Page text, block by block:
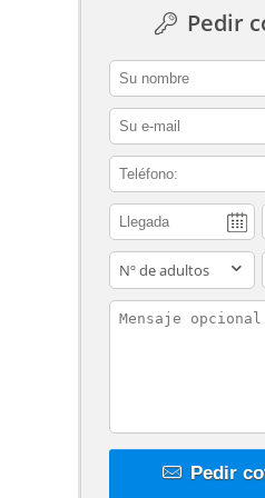
Pedir
contact_name
contact_email
contact_phone
adults
contact_message
Pedir